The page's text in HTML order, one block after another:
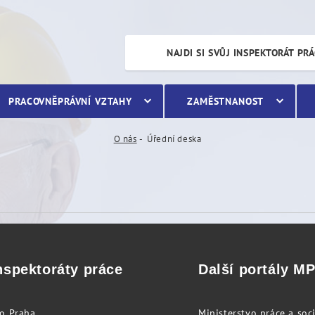
NAJDI SI SVŮJ INSPEKTORÁT
PRACOVNĚPRÁVNÍ VZTAHY ZAMĚSTNANOST
O nás Úřední deska
práce Další portály